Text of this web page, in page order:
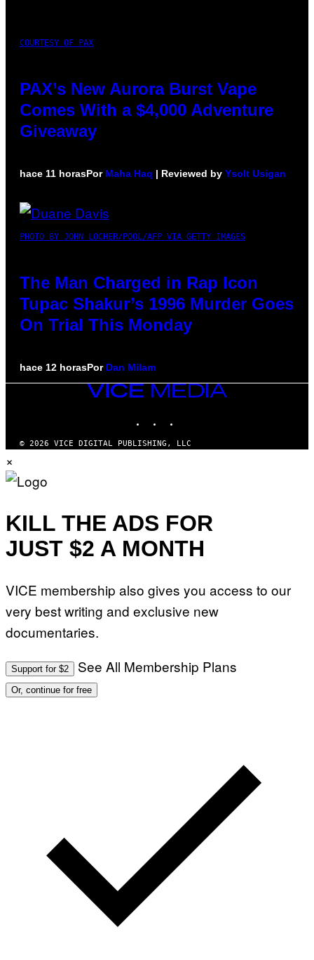
COURTESY OF PAX
PAX’s New Aurora Burst Vape
Comes With a $4,000 Adventure
Giveaway
hace 11 horasPor Maha Haq | Reviewed by Ysolt Usigan
PHOTO BY JOHN LOCHER/POOL/AFP VIA GETTY IMAGES
The Man Charged in Rap Icon
Tupac Shakur’s 1996 Murder Goes
On Trial This Monday
hace 12 horasPor Dan Milam
VICE
© 2026 VICE DIGITAL PUBLISHING, LLC
×
KILL THE ADS FOR
JUST $2 A MONTH
VICE membership also gives you access to our
very best writing and exclusive new
documentaries.
Support for $2 See All Membership Plans
Or, continue for free